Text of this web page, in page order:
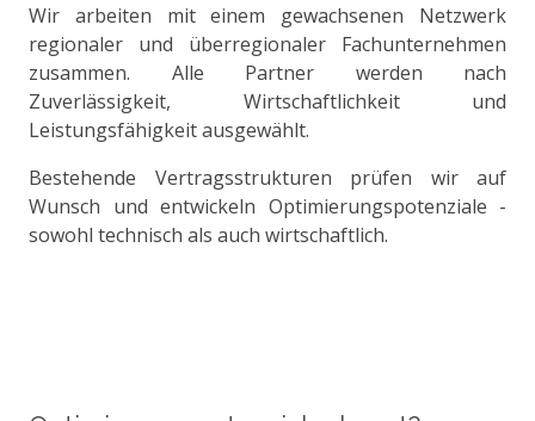
Wir arbeiten mit einem gewachsenen Netzwerk
regionaler und überregionaler Fachunternehmen
zusammen. Alle Partner werden nach
Zuverlässigkeit, Wirtschaftlichkeit und
Leistungsfähigkeit ausgewählt.
Bestehende Vertragsstrukturen prüfen wir auf
Wunsch und entwickeln Optimierungspotenziale -
sowohl technisch als auch wirtschaftlich.